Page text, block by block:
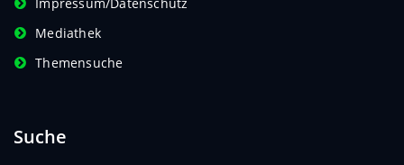
Mediathek
Themensuche
Suche